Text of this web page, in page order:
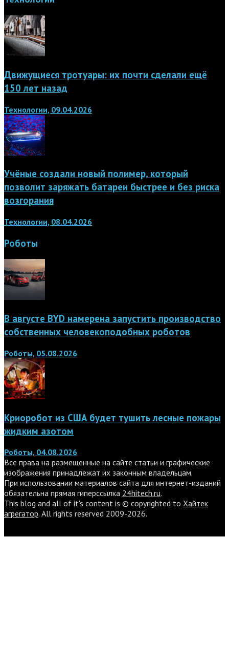
Движущиеся тротуары: их почти сделали ещё
150 лет назад
Технологии, 09.04.2026
Учёные создали новый полимер, который
позволит заряжать батареи быстрее и без риска
возгорания
Технологии, 08.04.2026
Роботы
В августе BYD намерена запустить производство
собственных человекоподобных роботов
Роботы, 05.08.2026
Криоробот из США будет тушить лесные пожары
жидким азотом
Роботы, 04.08.2026
Все права на размещенные на сайте статьи и графические
изображения принадлежат их законным владельцам.
При использовании материалов сайта для интернет-изданий
обязательна прямая гиперссылка 24hitech.ru.
This blog and all of it's content is © copyrighted to Хайтек
агрегатор. All rights reserved 2009-2026.